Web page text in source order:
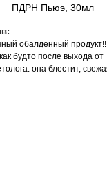
ПДРН Пьюэ, 30мл
обалденный
будто после выхода от
она блестит,